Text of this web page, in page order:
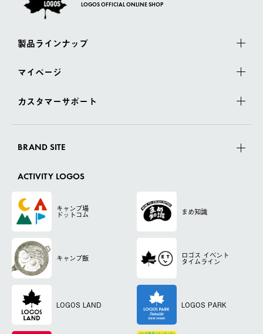
LOGOS OFFICIAL ONLINE SHOP
製品ラインナップ
マイページ
カスタマーサポート
BRAND SITE
ACTIVITY LOGOS
キャンプ場
ドットコム まめ知識
キャンプ飯 ロゴス イベント
タイムライン
LOGOS LAND LOGOS PARK